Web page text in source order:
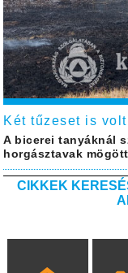
Két tűzeset is
A bicerei tanyáknál
horgásztavak
CIKKEK